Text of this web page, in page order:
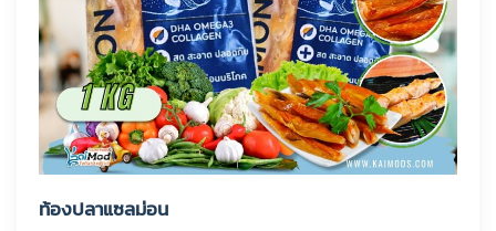
ท้องปลาแซลม่อน